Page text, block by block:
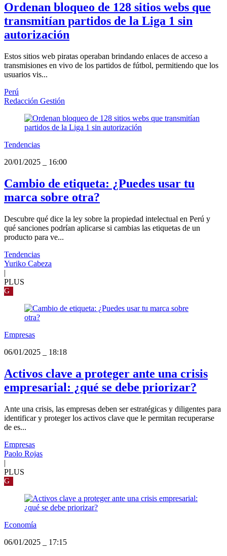
Ordenan bloqueo de 128 sitios webs que
transmitían partidos de la Liga 1 sin
autorización
Estos sitios web piratas operaban brindando enlaces de acceso a
transmisiones en vivo de los partidos de fútbol, permitiendo que los
usuarios vis...
Perú
Redacción Gestión
Tendencias
20/01/2025
16:00
Cambio de etiqueta: ¿Puedes usar tu
marca sobre otra?
Descubre qué dice la ley sobre la propiedad intelectual en Perú y
qué sanciones podrían aplicarse si cambias las etiquetas de un
producto para ve...
Tendencias
Yuriko Cabeza
|
PLUS
G
Empresas
06/01/2025
18:18
Activos clave a proteger ante una crisis
empresarial: ¿qué se debe priorizar?
Ante una crisis, las empresas deben ser estratégicas y diligentes para
identificar y proteger los activos clave que le permitan recuperarse
de es...
Empresas
Paolo Rojas
|
PLUS
G
Economía
06/01/2025
17:15